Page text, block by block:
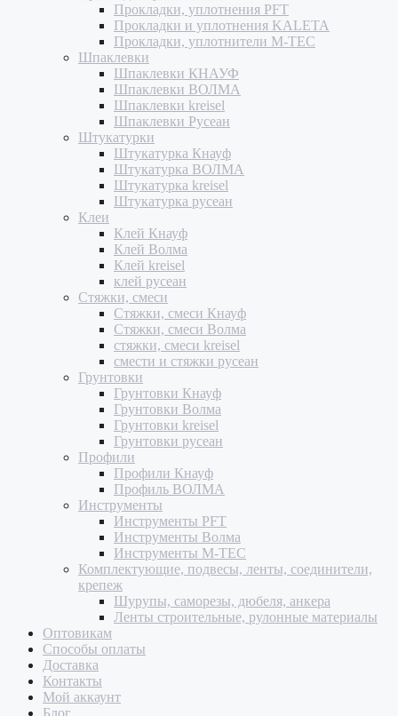
Прокладки, уплотнения PFT
Прокладки и уплотнения KALETA
Прокладки, уплотнители M-TEC
Шпаклевки
Шпаклевки КНАУФ
Шпаклевки ВОЛМА
Шпаклевки kreisel
Шпаклевки Русеан
Штукатурки
Штукатурка Кнауф
Штукатурка ВОЛМА
Штукатурка kreisel
Штукатурка русеан
Клеи
Клей Кнауф
Клей Волма
Клей kreisel
клей русеан
Стяжки, смеси
Стяжки, смеси Кнауф
Стяжки, смеси Волма
стяжки, смеси kreisel
смести и стяжки русеан
Грунтовки
Грунтовки Кнауф
Грунтовки Волма
Грунтовки kreisel
Грунтовки русеан
Профили
Профили Кнауф
Профиль ВОЛМА
Инструменты
Инструменты PFT
Инструменты Волма
Инструменты M-TEC
Комплектующие, подвесы, ленты, соединители,
крепеж
Шурупы, саморезы, дюбеля, анкера
Ленты строительные, рулонные материалы
Оптовикам
Способы оплаты
Доставка
Контакты
Мой аккаунт
Блог